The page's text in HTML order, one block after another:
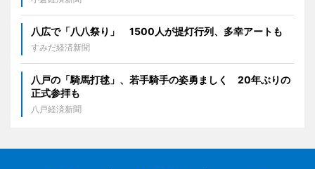
八広で「八八祭り」 1500人が提灯行列、多幸アートも
すみだ経済新聞
八戸の「騎馬打毬」、若手騎手の姿勇ましく 20年ぶりの
正式参拝も
八戸経済新聞